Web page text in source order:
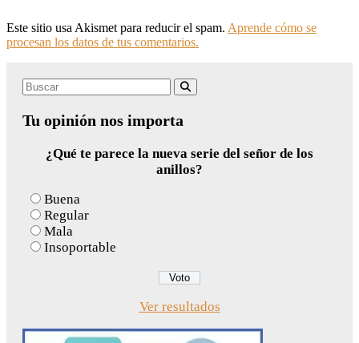
Este sitio usa Akismet para reducir el spam. Aprende cómo se
procesan los datos de tus comentarios.
Search
Tu opinión nos importa
¿Qué te parece la nueva serie del señor de los
anillos?
Buena
Regular
Mala
Insoportable
Ver resultados